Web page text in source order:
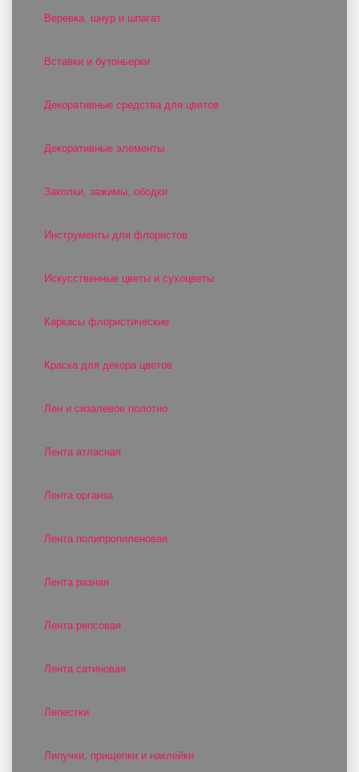
Веревка, шнур и шпагат
Вставки и бутоньерки
Декоративные средства для цветов
Декоративные элементы
Заколки, зажимы, ободки
Инструменты для флористов
Искусственные цветы и сухоцветы
Каркасы флористические
Краска для декора цветов
Лен и сизалевое полотно
Лента атласная
Лента органза
Лента полипропиленовая
Лента разная
Лента репсовая
Лента сатиновая
Лепестки
Липучки, прищепки и наклейки